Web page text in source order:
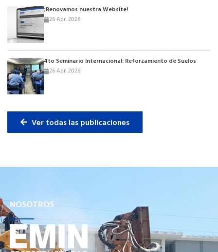
¡Renovamos nuestra Website!
26 Apr. 2026
4to Seminario Internacional: Reforzamiento de Suelos
26 Apr. 2026
Ver todas las publicaciones
NOSOTROS